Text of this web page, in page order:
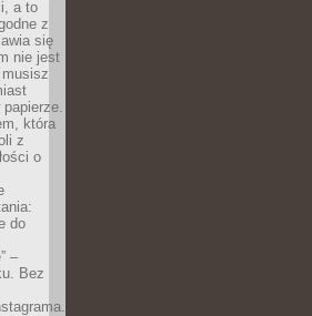
a to
z
się
nie jest
która
z
o
do
–
Bez